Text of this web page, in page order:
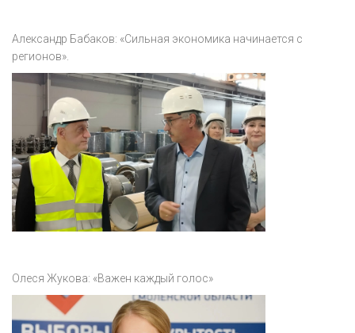
Александр Бабаков: «Сильная экономика начинается с
регионов».
Олеся Жукова: «Важен каждый голос»